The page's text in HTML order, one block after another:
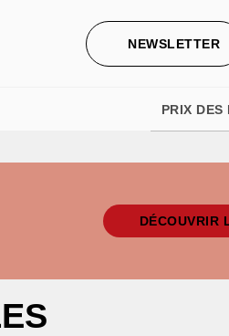
NEWSLETTER
PRIX DES
DÉCOUVRIR